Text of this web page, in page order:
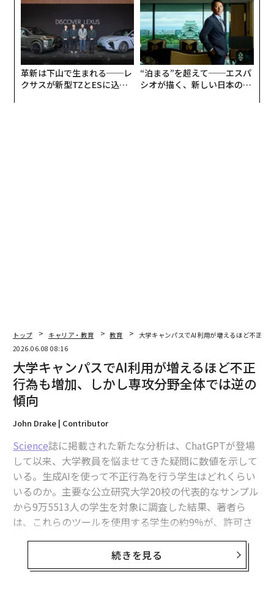
方法を学ぶのを支援する取り組みも行われている。これ
は個々の生徒とその家族を超えた影響を持つ。なぜな
ら、教育において今AIで起こっていることが
将来の労働力を形成するからだ。実際、一部の州はすで
に積極的に動いている。テキサス州は最近、AI中心の学
校プログラムとしては初の州全体規模のものを立ち上
げ、AIリテラシーとツールを教室体験に直接統合するよ
れてきた。しかし、生徒のパフォーマンスの指標は改善
していない。例えば、全米評価運営委員会によると、米
国の読解力スコアは2024年に4年生と8年生で再び低下
し、8年生の読解力で改善を示した州はなかった。
AIは教育の多くの側面を変革するだろうが、学習そのも
のは教師、両親、介護者との関係によって形成される、
深く人間的なプロセスのままだ。情報へのアクセスと最
新の技術ツール以上のものが必要だ。
「子どもが読むことを学ぶ方法や大人と絆を結ぶ方法を
根本的に変えることはできない」とジョンソン氏は言
う。「それは単なる人間の生物学だ」
このダイナミクスは教室のドアで止まらない。それは職
場に直接延びている。組織はAIツールを急速に展開して
革新は下山で生まれる──レ
クサスが新型TZとESに込め
“泊まる”を超えて──エスパ
シオが描く、新しい日本のラ
トップ キャリア・教育 教育
大学キャンパスでAI利用が増えるほど不正行
2026.06.08 08:16
大学キャンパスでAI利用が増えるほど不正
行為も増加、しかし専攻分野全体では逆の
傾向
John Drake | Contributor
Science誌に掲載された新たな分析は、ChatGPTが登場
して以来、大学教員を悩ませてきた疑問に数値を示して
いる。生成AIを使って不正行為を行う学生はどれくらい
いるのか。主要な公立研究大学20校の代表的なサンプル
から9万5513人の学生を対象に調査した結果、著者ら
は、これらのツールを使用する学生の約9%が、許可さ
れていない可能性があると知りながらAI生成の課題を提
出したと推定している。著者らは、9%という数字は、AI
大規模な不正行為を常態化させているという多くの報
続きを見る